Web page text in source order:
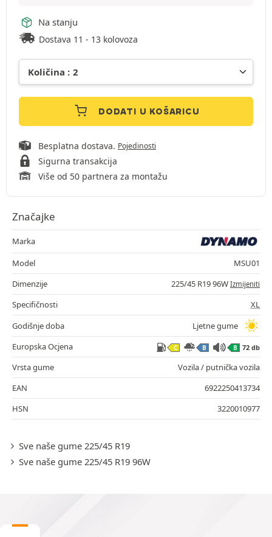
Na stanju
Dostava 11 - 13 kolovoza
DODATI U KOŠARICU
Besplatna dostava. Pojedinosti
Sigurna transakcija
Više od 50 partnera za montažu
Značajke
Marka
Model
MSU01
Dimenzije
225/45 R19 96W Izmijeniti
Specifičnosti
XL
Godišnje doba
Ljetne gume
Europska Ocjena
C B B 72 db
Vrsta gume
Vozila / putnička vozila
EAN
6922250413734
HSN
3220010977
Sve naše gume 225/45 R19
Sve naše gume 225/45 R19 96W